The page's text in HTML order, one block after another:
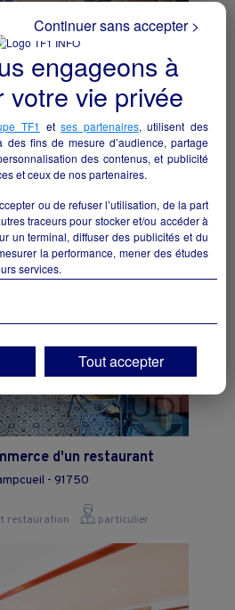
commerce restaurant plus
terrasse
en-France - 95700
d'un restaurant
- 91750
restauration particulier
engageons à
votre vie privée
TF1 etses partenaires, utilisent des
fins de mesure d’audience, partage
des contenus, et publicité
et ceux de nos partenaires.
ou de refuser l’utilisation, de la part
traceurs pour stocker et/ou accéder à
un terminal, diffuser des publicités et du
la performance, mener des études
services.
les fonctionnalités liées à la
lescookies/traceurs techniquesseront
choix en cliquant sur "Tout accepter",
ou "Paramétrer", et les modifier à tout
"Paramétrez vos choix" situé en bas de
Continuer sans accepter >
Tout accepter